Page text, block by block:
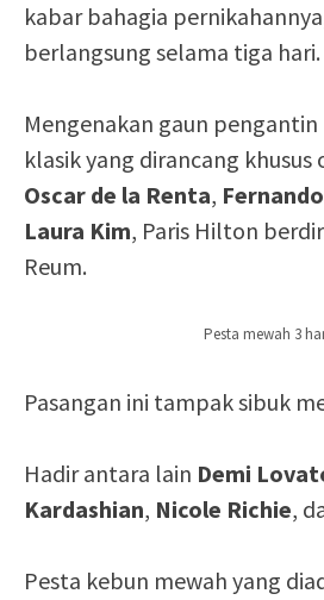
kabar bahagia
berlangsung selama tiga hari.
Mengenakan gaun
klasik yang dirancang khusus
Oscar de la Renta,
Laura Kim, Paris Hilton
Reum.
Pesta mewah 3
Pasangan ini tampak sibuk
Hadir antara lain Demi
Kardashian, Nicole Richie,
Pesta kebun mewah yang